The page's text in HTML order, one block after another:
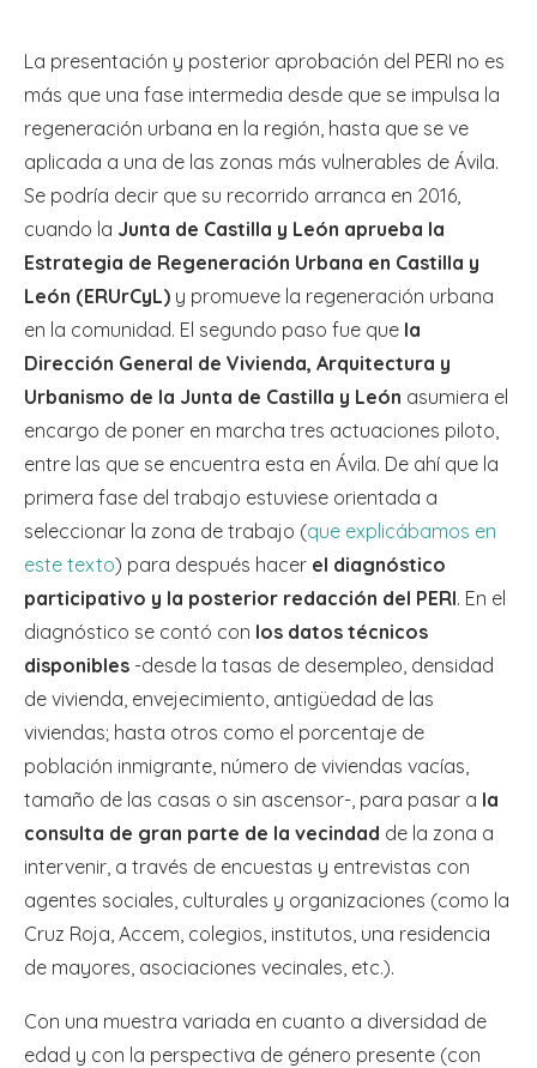
La presentación y posterior aprobación del PERI no es
más que una fase intermedia desde que se impulsa la
regeneración urbana en la región, hasta que se ve
aplicada a una de las zonas más vulnerables de Ávila.
Se podría decir que su recorrido arranca en 2016,
cuando la Junta de Castilla y León aprueba la
Estrategia de Regeneración Urbana en Castilla y
León (ERUrCyL) y promueve la regeneración urbana
en la comunidad. El segundo paso fue que la
Dirección General de Vivienda, Arquitectura y
Urbanismo de la Junta de Castilla y León asumiera el
encargo de poner en marcha tres actuaciones piloto,
entre las que se encuentra esta en Ávila. De ahí que la
primera fase del trabajo estuviese orientada a
seleccionar la zona de trabajo (que explicábamos en
este texto) para después hacer el diagnóstico
participativo y la posterior redacción del PERI. En el
diagnóstico se contó con los datos técnicos
disponibles -desde la tasas de desempleo, densidad
de vivienda, envejecimiento, antigüedad de las
viviendas; hasta otros como el porcentaje de
población inmigrante, número de viviendas vacías,
tamaño de las casas o sin ascensor-, para pasar a la
consulta de gran parte de la vecindad de la zona a
intervenir, a través de encuestas y entrevistas con
agentes sociales, culturales y organizaciones (como la
Cruz Roja, Accem, colegios, institutos, una residencia
de mayores, asociaciones vecinales, etc.).
Con una muestra variada en cuanto a diversidad de
edad y con la perspectiva de género presente (con